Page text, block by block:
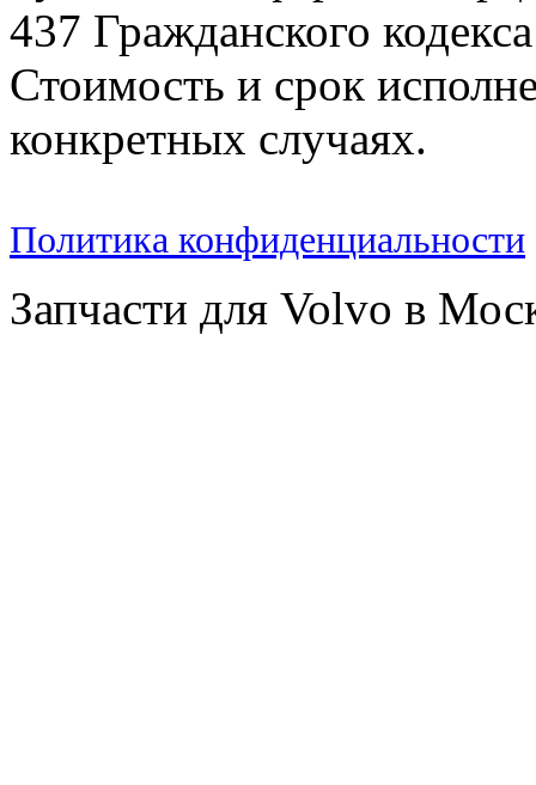
437 Гражданского
Стоимость и срок
конкретных случаях.
Политика конфиденциальности
Запчасти для Volvo в